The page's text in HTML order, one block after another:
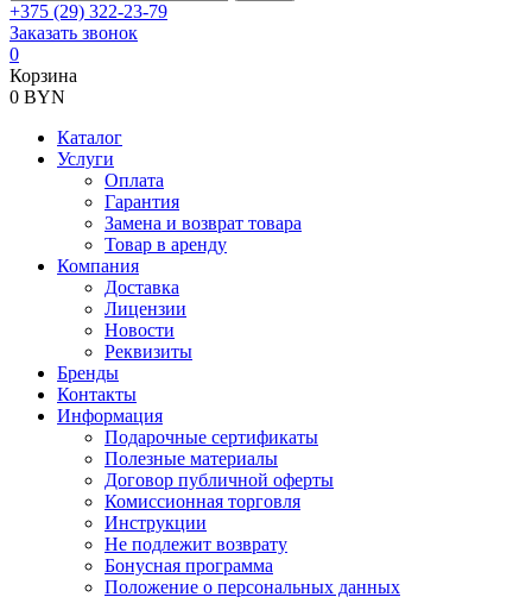
+375 (29) 322-23-79
Заказать звонок
0
Корзина
0 BYN
Каталог
Услуги
Оплата
Гарантия
Замена и возврат товара
Товар в аренду
Компания
Доставка
Лицензии
Новости
Реквизиты
Бренды
Контакты
Информация
Подарочные сертификаты
Полезные материалы
Договор публичной оферты
Комиссионная торговля
Инструкции
Не подлежит возврату
Бонусная программа
Положение о персональных данных